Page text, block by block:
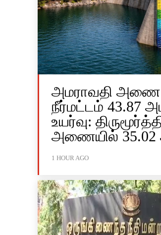
அமராவதி அணை
நீர்மட்டம் 43.87
உயர்வு:
அணையில் 35.02
1 HOUR AGO